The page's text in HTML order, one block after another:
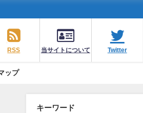
RSS 当サイトについて Twitter
ップ
キーワード